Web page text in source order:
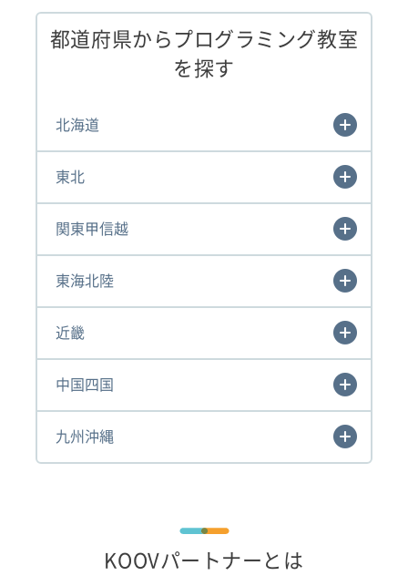
都道府県からプログラミング教室
を探す
北海道
東北
関東甲信越
東海北陸
近畿
中国四国
九州沖縄
KOOVパートナーとは